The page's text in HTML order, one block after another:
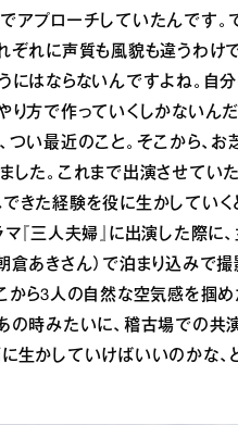
アプローチしていたんです。
ぞれに声質も風貌も違うわけ
にはならないんですよね。自
り方で作っていくしかないん
つい最近のこと。そこから、
した。これまで出演させてい
きた経験を役に生かしていく
マ『三人夫婦』に出演した際に
倉あきさん）で泊まり込みで
から3人の自然な空気感を掴
の時みたいに、稽古場での共
生かしていけばいいのかな、